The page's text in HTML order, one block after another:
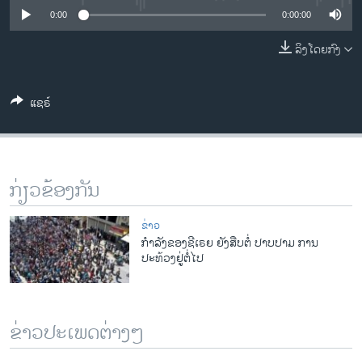
ຊີວິດຊາວລາວ
ທຸລະກິດ
ພາສາອັງກິດ
ສຽງ
ລາຍການກະຈາຍສຽງ
ລາຍງານ
ຕິດຕາມພວກເຮົາ ທີ່
ພາສາຕ່າງໆ
0:00 0:00:00
ລິງໂດຍກົງ
ແຊຣ໌
ກ່ຽວຂ້ອງກັນ
ຂ່າວ
ກໍາລັງຂອງຊີເຣຍ ຍັງສືບຕໍ່ ປາບປາມ ການ
ປະທ້ວງຢູ່ຕໍ່ໄປ
ຂ່າວປະເພດຕ່າງໆ